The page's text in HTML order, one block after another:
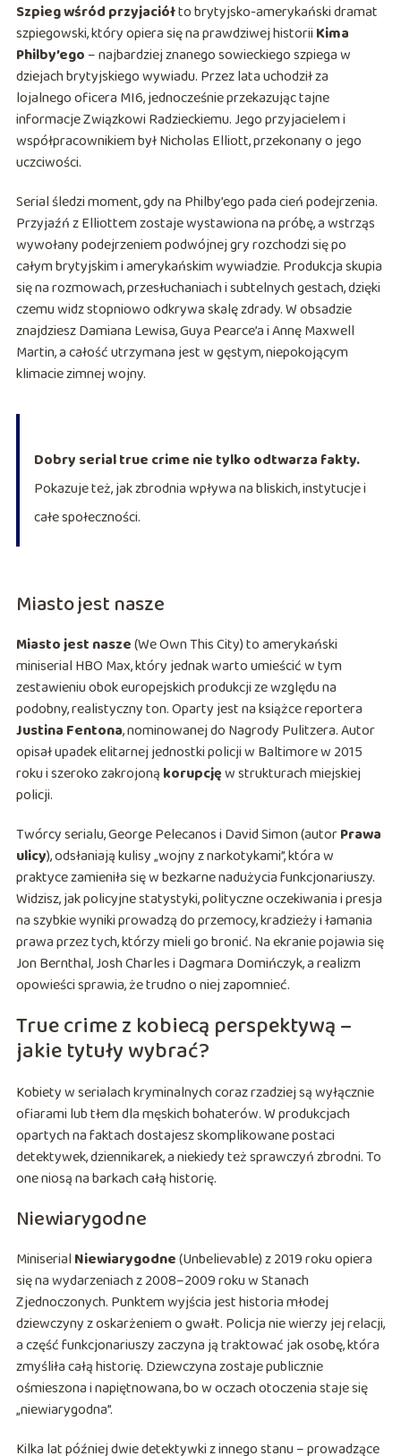
Szpieg wśród przyjaciółto brytyjsko-amerykański dramat
szpiegowski, który opiera się na prawdziwej historii Kima
Philby’ego – najbardziej znanego sowieckiego szpiega w
dziejach brytyjskiego wywiadu. Przez lata uchodził za
lojalnego oficera MI6, jednocześnie przekazując tajne
informacje Związkowi Radzieckiemu. Jego przyjacielem i
współpracownikiem był Nicholas Elliott, przekonany o jego
uczciwości.
Serial śledzi moment, gdy na Philby’ego pada cień podejrzenia.
Przyjaźń z Elliottem zostaje wystawiona na próbę, a wstrząs
wywołany podejrzeniem podwójnej gry rozchodzi się po
całym brytyjskim i amerykańskim wywiadzie. Produkcja skupia
się na rozmowach, przesłuchaniach i subtelnych gestach, dzięki
czemu widz stopniowo odkrywa skalę zdrady. W obsadzie
znajdziesz Damiana Lewisa, Guya Pearce’a i Annę Maxwell
Martin, a całość utrzymana jest w gęstym, niepokojącym
klimacie zimnej wojny.
Dobry serial true crime nie tylko odtwarza fakty.
Pokazuje też, jak zbrodnia wpływa na bliskich, instytucje i
całe społeczności.
Miasto jest nasze
Miasto jest nasze(We Own This City) to amerykański
miniserial HBO Max, który jednak warto umieścić w tym
zestawieniu obok europejskich produkcji ze względu na
podobny, realistyczny ton. Oparty jest na książce reportera
Justina Fentona, nominowanej do Nagrody Pulitzera. Autor
opisał upadek elitarnej jednostki policji w Baltimore w 2015
roku i szeroko zakrojoną korupcjęw strukturach miejskiej
policji.
Twórcy serialu, George Pelecanos i David Simon (autorPrawa
ulicy), odsłaniają kulisy „wojny z narkotykami”, która w
praktyce zamieniła się w bezkarne nadużycia funkcjonariuszy.
Widzisz, jak policyjne statystyki, polityczne oczekiwania i presja
na szybkie wyniki prowadzą do przemocy, kradzieży i łamania
prawa przez tych, którzy mieli go bronić. Na ekranie pojawia się
Jon Bernthal, Josh Charles i Dagmara Domińczyk, a realizm
opowieści sprawia, że trudno o niej zapomnieć.
True crime z kobiecą perspektywą –
jakie tytuły wybrać?
Kobiety w serialach kryminalnych coraz rzadziej są wyłącznie
ofiarami lub tłem dla męskich bohaterów. W produkcjach
opartych na faktach dostajesz skomplikowane postaci
detektywek, dziennikarek, a niekiedy też sprawczyń zbrodni. To
one niosą na barkach całą historię.
Niewiarygodne
Miniserial Niewiarygodne(Unbelievable) z 2019 roku opiera
się na wydarzeniach z 2008–2009 roku w Stanach
Zjednoczonych. Punktem wyjścia jest historia młodej
dziewczyny z oskarżeniem o gwałt. Policja nie wierzy jej relacji,
a część funkcjonariuszy zaczyna ją traktować jak osobę, która
zmyśliła całą historię. Dziewczyna zostaje publicznie
ośmieszona i napiętnowana, bo w oczach otoczenia staje się
„niewiarygodna”.
Kilka lat później dwie detektywki z innego stanu – prowadzące